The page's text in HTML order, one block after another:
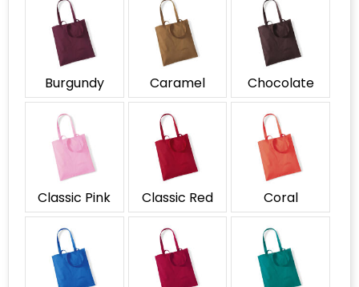
Accessoires voor tassen
Duffeltassen
Aktetassen
Waterbestendige tassen
Opvouwbare tassen
Goodiebags
Burgundy Caramel Chocolate
Classic Pink Classic Red Coral